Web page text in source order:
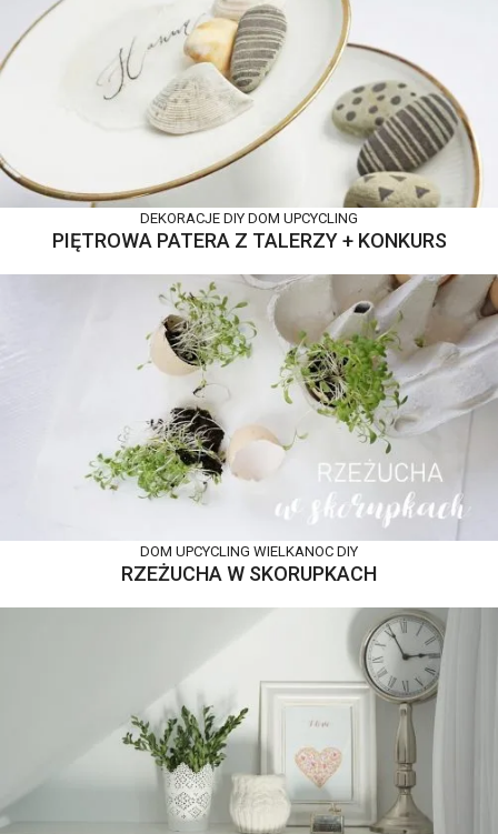
DEKORACJE DIY DOM UPCYCLING
PIĘTROWA PATERA Z TALERZY + KONKURS
DOM UPCYCLING WIELKANOC DIY
RZEŻUCHA W SKORUPKACH